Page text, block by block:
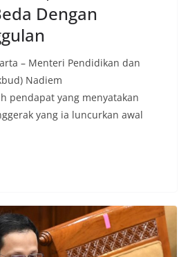
Dengan
– Menteri Pendidikan dan
Nadiem
pendapat yang menyatakan
yang ia luncurkan awal